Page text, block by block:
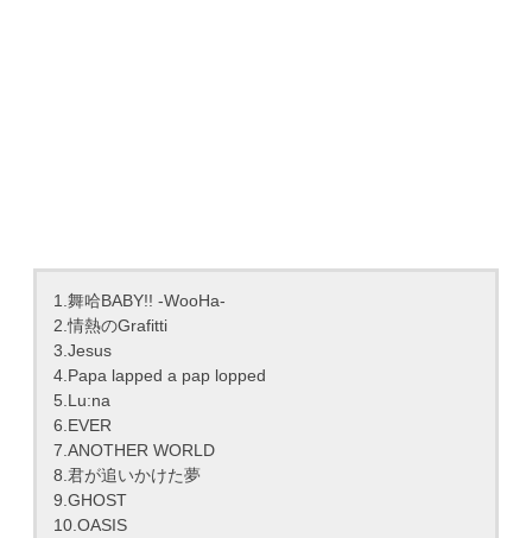
1.舞哈BABY!! -WooHa-
2.情熱のGrafitti
3.Jesus
4.Papa lapped a pap lopped
5.Lu:na
6.EVER
7.ANOTHER WORLD
8.君が追いかけた夢
9.GHOST
10.OASIS